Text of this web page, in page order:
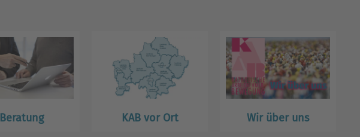
Beratung KAB vor Ort Wir über uns